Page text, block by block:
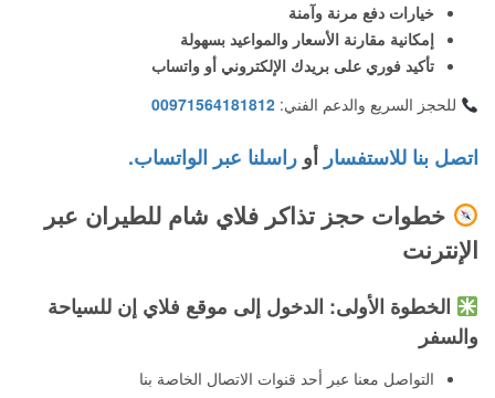
خيارات دفع مرنة وآمنة
إمكانية مقارنة الأسعار والمواعيد بسهولة
تأكيد فوري على بريدك الإلكتروني أو واتساب
للحجز السريع والدعم الفني: 00971564181812
اتصل بنا للاستفسار أو راسلنا عبر الواتساب.
خطوات حجز تذاكر فلاي شام للطيران عبر
الإنترنت
الخطوة الأولى: الدخول إلى موقع فلاي إن للسياحة
والسفر
التواصل معنا عبر أحد قنوات الاتصال الخاصة بنا